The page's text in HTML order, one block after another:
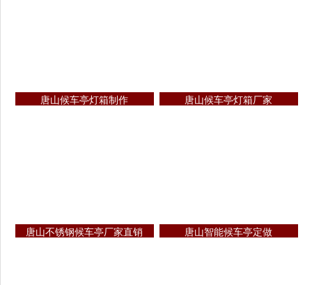
唐山候车亭灯箱制作 唐山候车亭灯箱厂家
唐山不锈钢候车亭厂家直销 唐山智能候车亭定做